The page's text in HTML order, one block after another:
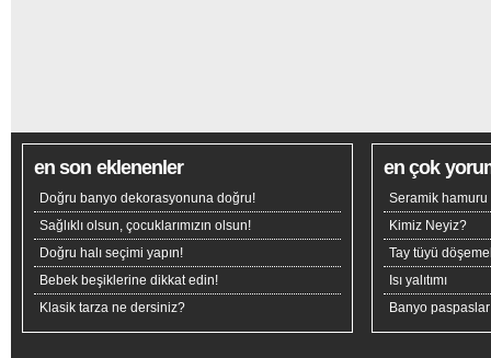
en son eklenenler
Doğru banyo dekorasyonuna doğru!
Sağlıklı olsun, çocuklarımızın olsun!
Doğru halı seçimi yapın!
Bebek beşiklerine dikkat edin!
Klasik tarza ne dersiniz?
en çok
Seramik hamuru
Kimiz Neyiz?
Tay tüyü
Isı yalıtımı
Banyo